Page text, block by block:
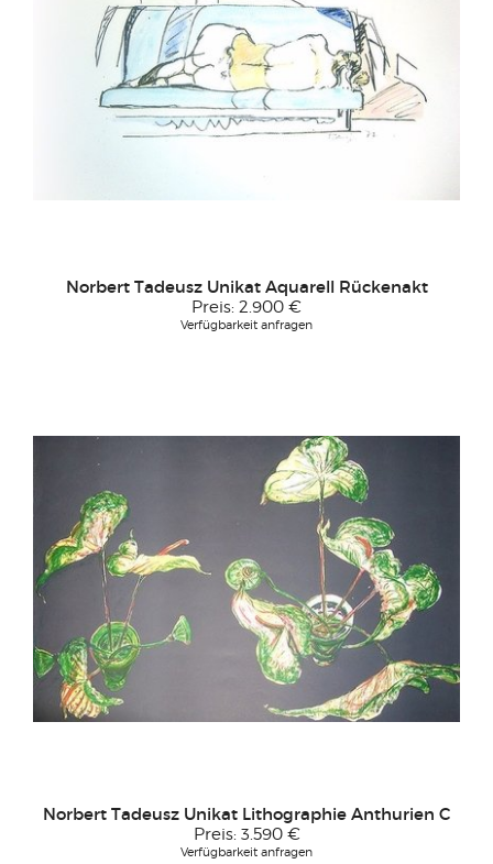
Norbert Tadeusz Unikat Aquarell Rückenakt
Preis: 2.900 €
Verfügbarkeit anfragen
Norbert Tadeusz Unikat Lithographie Anthurien C
Preis: 3.590 €
Verfügbarkeit anfragen